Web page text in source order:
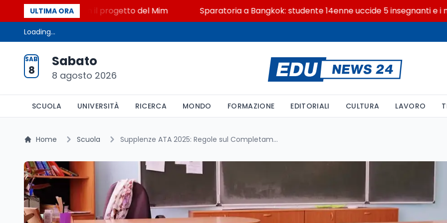
ULTIMA ORA
a Lerici con il progetto del Mim Sparatoria a Bangkok: studente 14enne uccide 5 insegnanti e i nonni
Loading...
SAB
8
Sabato
8 agosto 2026
SCUOLA UNIVERSITÀ RICERCA MONDO FORMAZIONE EDITORIALI CULTURA LAVORO
Home Scuola Supplenze ATA 2025: Regole sul Completamento dello Spezzone Dopo la Circolare del Ministero